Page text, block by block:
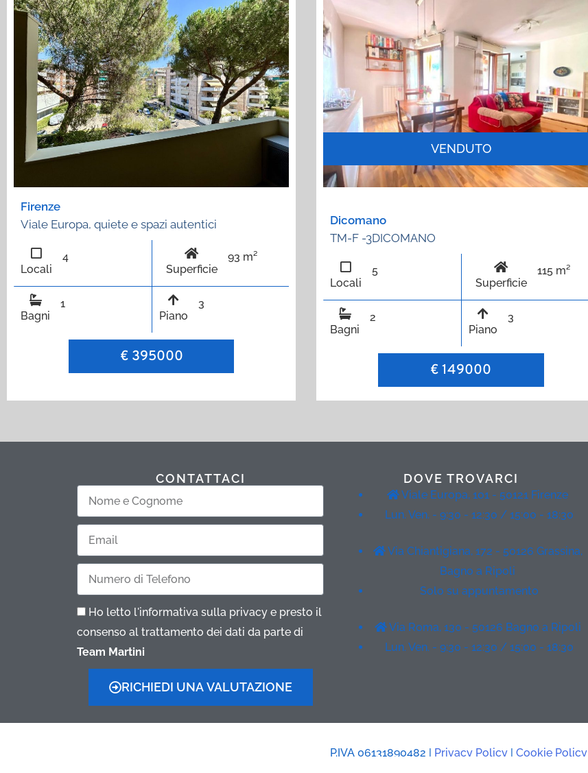
Firenze
Viale Europa, quiete e spazi autentici
Locali
4
Superficie
93 m²
Bagni
1
Piano
3
€ 395000
VENDUTO
Dicomano
TM-F -3DICOMANO
Locali
5
Superficie
115 m²
Bagni
2
Piano
3
€ 149000
CONTATTACI
Nome
e
Cognome
Email
Telefono
Ho letto l'informativa sulla privacy e presto il
consenso al trattamento dei dati da parte di
Team Martini
RICHIEDI UNA VALUTAZIONE
DOVE TROVARCI
Viale Europa, 101 - 50121 Firenze
Lun. Ven. - 9:30 - 12:30 / 15:00 - 18:30
Via Chiantigiana, 172 - 50126 Grassina,
Bagno a Ripoli
Solo su appuntamento
Via Roma, 130 - 50126 Bagno a Ripoli
Lun. Ven. - 9:30 - 12:30 / 15:00 - 18:30
P.IVA 06131890482 | Privacy Policy| Cookie Policy